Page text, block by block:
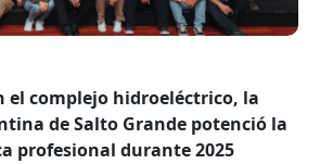
el complejo hidroeléctrico, la
de Salto Grande potenció la
profesional durante 2025